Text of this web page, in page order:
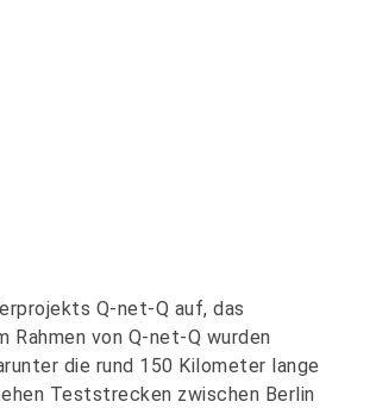
Q-net-Q auf, das
von Q-net-Q wurden
die rund 150 Kilometer lange
Teststrecken zwischen Berlin